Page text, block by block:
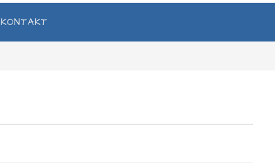
KONTAKT